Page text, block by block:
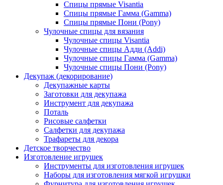
Спицы прямые Visantia
Спицы прямые Гамма (Gamma)
Спицы прямые Пони (Pony)
Чулочные спицы для вязания
Чулочные спицы Visantia
Чулочные спицы Адди (Addi)
Чулочные спицы Гамма (Gamma)
Чулочные спицы Пони (Pony)
Декупаж (декорирование)
Декупажные карты
Заготовки для декупажа
Инструмент для декупажа
Поталь
Рисовые салфетки
Салфетки для декупажа
Трафареты для декора
Детское творчество
Изготовление игрушек
Инструменты для изготовления игрушек
Наборы для изготовления мягкой игрушки